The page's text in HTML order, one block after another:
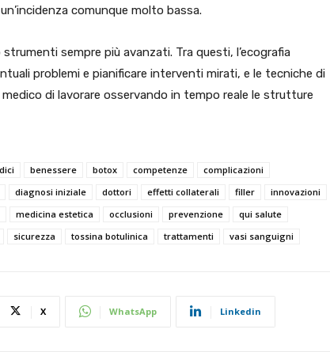
comunque molto bassa.
sempre più avanzati. Tra questi, l’ecografia
problemi e pianificare interventi mirati, e le tecniche di
di lavorare osservando in tempo reale le strutture
benessere botox competenze
complicazioni
diagnosi iniziale dottori effetti collaterali filler
innovazioni
medicina estetica occlusioni prevenzione
qui salute
sicurezza tossina botulinica trattamenti vasi sanguigni
X WhatsApp Linkedin